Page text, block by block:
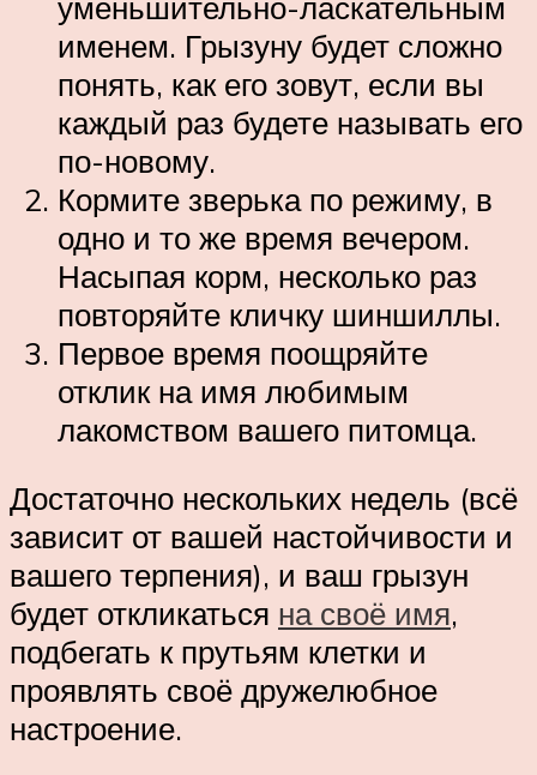
именем. Грызуну будет сложно
понять, как его зовут, если вы
каждый раз будете называть его
по-новому.
Кормите зверька по режиму, в
одно и то же время вечером.
Насыпая корм, несколько раз
повторяйте кличку шиншиллы.
Первое время поощряйте
отклик на имя любимым
лакомством вашего питомца.
Достаточно нескольких недель (всё
зависит от вашей настойчивости и
вашего терпения), и ваш грызун
будет откликаться на своё имя,
подбегать к прутьям клетки и
проявлять своё дружелюбное
настроение.